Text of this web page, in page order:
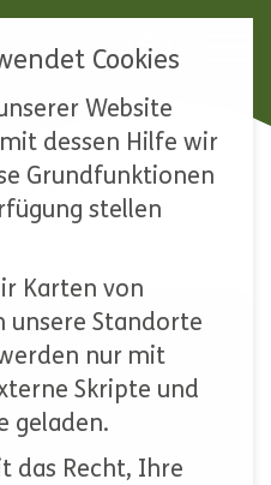
Cookies
Website
dessen Hilfe wir
Grundfunktionen
stellen
Karten von
unsere Standorte
nur mit
Skripte und
geladen.
das Recht, Ihre
Mitgestalten
QUIZ